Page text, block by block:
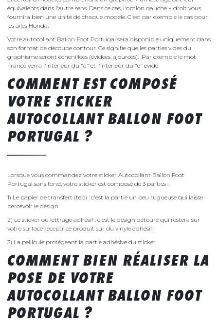
équivalents dans l'autre sens. Dans ce cas, l'option gauche + droit vous
fournira bien une unité de chaque modèle. C'est par exemple le cas pour
les ailes Honda.
Votre autocollant Ballon Foot Portugal sera disponible uniquement dans
son format de découpe contour. Ce signifie que les parties vides du
graphisme seront échenillées (évidées, ajourées). Par exemple le mot
France verra l'interieur du "a" et l'intérieur du "e" évidé.
COMMENT EST COMPOSÉ
VOTRE STICKER
AUTOCOLLANT BALLON FOOT
PORTUGAL ?
Lorsque vous commandez votre sticker Autocollant Ballon Foot
Portugal sans fond, votre sticker est composé de 3 parties :
1) Le papier de transfert (tep) : c'est la partie un peu rugueuse qui laisse
percevoir le design
2) Le sticker ou lettrage adhésif : c'est le design détouré qui restera sur
votre surface réceptrice produit sur du vinyle adhésif.
3) La pellicule protégeant la partie adhésive du sticker
COMMENT BIEN RÉALISER LA
POSE DE VOTRE
AUTOCOLLANT BALLON FOOT
PORTUGAL ?